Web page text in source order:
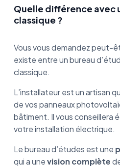
Quelle différence avec
classique ?
Vous vous demandez peut-
existe entre un bureau
classique.
L’installateur est un artisan
de vos panneaux
bâtiment. Il vous conseillera
votre installation électrique.
Le bureau d’études est une
qui a unevision complète